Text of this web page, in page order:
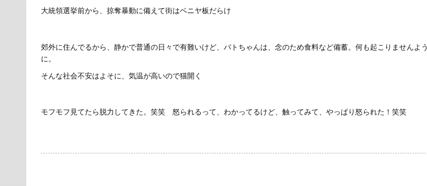
大統領選挙前から、掠奪暴動に備えて街はベニヤ板だらけ
郊外に住んでるから、静かで普通の日々で有難いけど、パトちゃんは、念のため食料など備蓄。何も起こりませんよう
に。
そんな社会不安はよそに、気温が高いので猫開く
モフモフ見てたら脱力してきた。笑笑 怒られるって、わかってるけど、触ってみて、やっぱり怒られた！笑笑